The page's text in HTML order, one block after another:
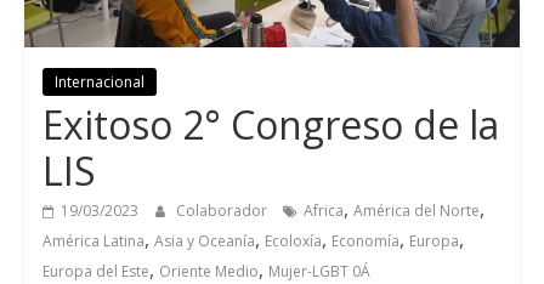
Internacional
Exitoso 2° Congreso de la
LIS
19/03/2023 Colaborador Africa, América del Norte,
América Latina, Asia y Oceanía, Ecoloxía, Economía, Europa,
Europa del Este, Oriente Medio, Mujer-LGBT 0Á